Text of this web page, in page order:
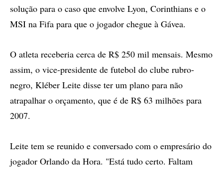
solução para o caso que envolve Lyon, Corinthians e o
MSI na Fifa para que o jogador chegue à Gávea.
O atleta receberia cerca de R$ 250 mil mensais. Mesmo
assim, o vice-presidente de futebol do clube rubro-
negro, Kléber Leite disse ter um plano para não
atrapalhar o orçamento, que é de R$ 63 milhões para
2007.
Leite tem se reunido e conversado com o empresário do
jogador Orlando da Hora. "Está tudo certo. Faltam